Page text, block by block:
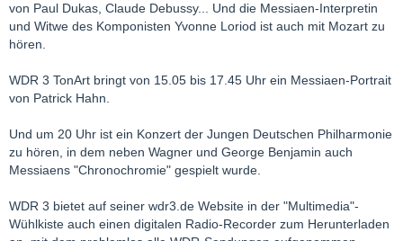
von Paul Dukas, Claude Debussy... Und die Messiaen-Interpretin
und Witwe des Komponisten Yvonne Loriod ist auch mit Mozart zu
hören.
WDR 3 TonArt bringt von 15.05 bis 17.45 Uhr ein Messiaen-Portrait
von Patrick Hahn.
Und um 20 Uhr ist ein Konzert der Jungen Deutschen Philharmonie
zu hören, in dem neben Wagner und George Benjamin auch
Messiaens "Chronochromie" gespielt wurde.
WDR 3 bietet auf seiner wdr3.de Website in der "Multimedia"-
Wühlkiste auch einen digitalen Radio-Recorder zum Herunterladen